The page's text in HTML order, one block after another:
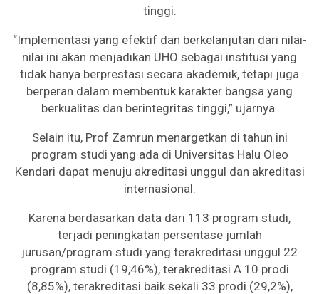
tinggi.
“Implementasi yang efektif dan berkelanjutan dari nilai-
nilai ini akan menjadikan UHO sebagai institusi yang
tidak hanya berprestasi secara akademik, tetapi juga
berperan dalam membentuk karakter bangsa yang
berkualitas dan berintegritas tinggi,” ujarnya.
Selain itu, Prof Zamrun menargetkan di tahun ini
program studi yang ada di Universitas Halu Oleo
Kendari dapat menuju akreditasi unggul dan akreditasi
internasional.
Karena berdasarkan data dari 113 program studi,
terjadi peningkatan persentase jumlah
jurusan/program studi yang terakreditasi unggul 22
program studi (19,46%), terakreditasi A 10 prodi
(8,85%), terakreditasi baik sekali 33 prodi (29,2%),